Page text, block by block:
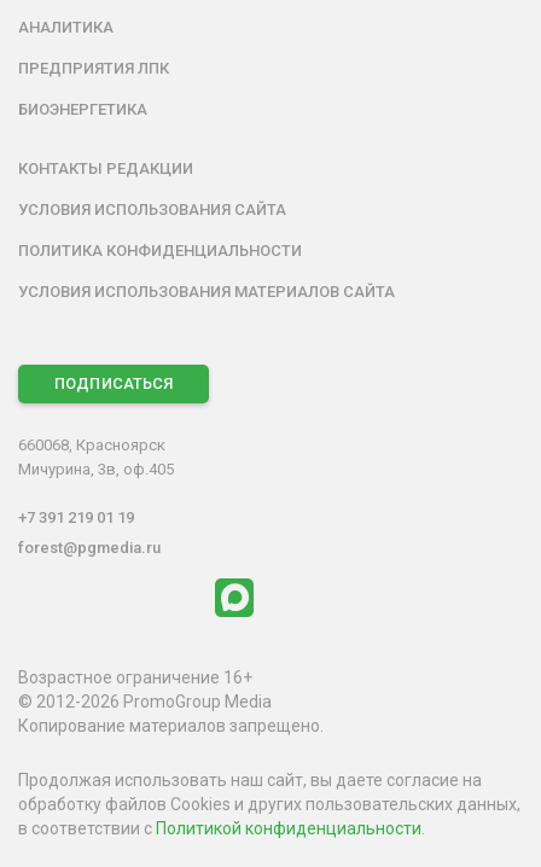
АНАЛИТИКА
ПРЕДПРИЯТИЯ ЛПК
БИОЭНЕРГЕТИКА
КОНТАКТЫ РЕДАКЦИИ
УСЛОВИЯ ИСПОЛЬЗОВАНИЯ САЙТА
ПОЛИТИКА КОНФИДЕНЦИАЛЬНОСТИ
УСЛОВИЯ ИСПОЛЬЗОВАНИЯ МАТЕРИАЛОВ САЙТА
ПОДПИСАТЬСЯ
660068, Красноярск
Мичурина, 3в, оф.405
+7 391 219 01 19
forest@pgmedia.ru
Возрастное ограничение 16+
© 2012-2026 PromoGroup Media
Копирование материалов запрещено.
Продолжая использовать наш сайт, вы даете согласие на
обработку файлов Cookies и других пользовательских данных,
в соответствии с Политикой конфиденциальности